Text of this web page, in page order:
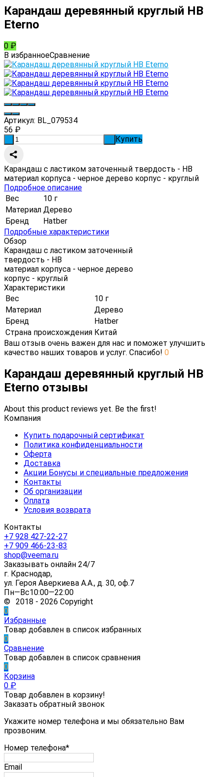
Карандаш деревянный круглый HB
Eterno
0 ₽
В избранноеСравнение
Артикул: BL_079534
56 ₽
Купить
Карандаш с ластиком заточенный твердость - HB
материал корпуса - черное дерево корпус - круглый
Подробное описание
Вес
10 г
Материал Дерево
Бренд
Hatber
Подробные характеристики
Обзор
Карандаш с ластиком заточенный
твердость - HB
материал корпуса - черное дерево
корпус - круглый
Характеристики
Вес
10 г
Материал
Дерево
Бренд
Hatber
Страна происхождения Китай
Ваш отзыв очень важен для нас и поможет улучшить
качество наших товаров и услуг. Спасибо! 0
Карандаш деревянный круглый HB
Eterno отзывы
About this product reviews yet. Be the first!
Компания
Купить подарочный сертификат
Политика конфиденциальности
Оферта
Доставка
Акции Бонусы и специальные предложения
Контакты
Об организации
Оплата
Условия возврата
Контакты
+7 928 427-22-27
+7 909 466-23-83
shop@veema.ru
Заказывать онлайн 24/7
г. Краснодар,
ул. Героя Аверкиева А.А., д. 30, оф.7
Пн—Вс10:00—22:00
© 2018 - 2026 Copyright
0
Избранные
Товар добавлен в список избранных
0
Сравнение
Товар добавлен в список сравнения
0
Корзина
0 ₽
Товар добавлен в корзину!
Заказать обратный звонок
Укажите номер телефона и мы обязательно Вам
прозвоним.
Номер телефона*
Email